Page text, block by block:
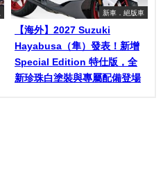
新車．絕版車
【海外】2027 Suzuki
Hayabusa（隼）發表！新增
Special Edition 特仕版，全
新珍珠白塗裝與專屬配備登場